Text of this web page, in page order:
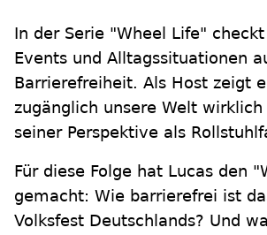
In der Serie "Wheel Life"
Events und Alltagssituationen
Barrierefreiheit. Als Host zeigt
zugänglich unsere Welt wirklich
seiner Perspektive als
Für diese Folge hat Lucas den
gemacht: Wie barrierefrei ist
Volksfest Deutschlands? Und